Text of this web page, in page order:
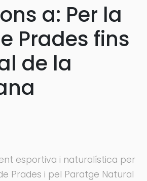
a: Per la
Prades fins
de la
esportiva i naturalística per
Prades i pel Paratge Natural